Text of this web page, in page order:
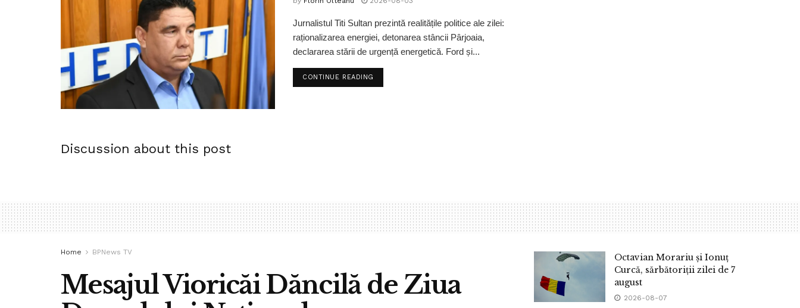
Jurnalistul Titi Sultan prezintă realitățile politice ale zilei:
raționalizarea energiei, detonarea stâncii Pârjoaia,
declararea stării de urgență energetică. Ford și...
CONTINUE READING
Discussion about this post
Home BPNews TV
Mesajul Vioricăi Dăncilă de Ziua
Octavian Morariu și Ionuț
Curcă, sărbătoriții zilei de 7
august
2026-08-07